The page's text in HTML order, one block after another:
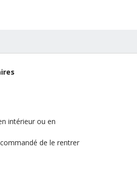
intérieur ou en
de le rentrer